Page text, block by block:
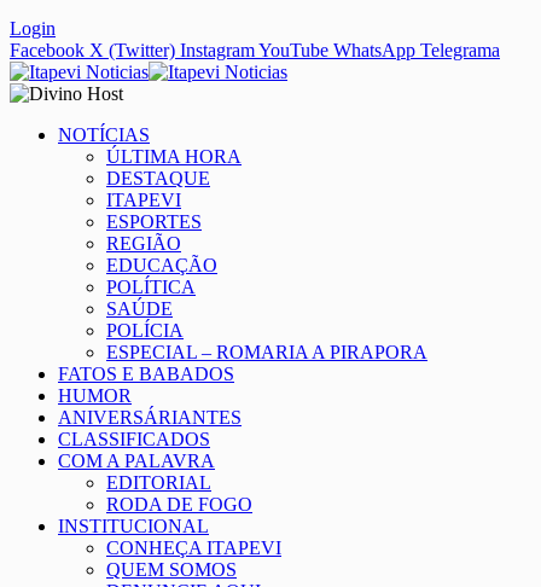
Login
Facebook X (Twitter) InstagramYouTube WhatsApp Telegrama
NOTÍCIAS
ÚLTIMA HORA
DESTAQUE
ITAPEVI
ESPORTES
REGIÃO
EDUCAÇÃO
POLÍTICA
SAÚDE
POLÍCIA
ESPECIAL – ROMARIA A PIRAPORA
FATOS E BABADOS
HUMOR
ANIVERSÁRIANTES
CLASSIFICADOS
COM A PALAVRA
EDITORIAL
RODA DE FOGO
INSTITUCIONAL
CONHEÇA ITAPEVI
QUEM SOMOS